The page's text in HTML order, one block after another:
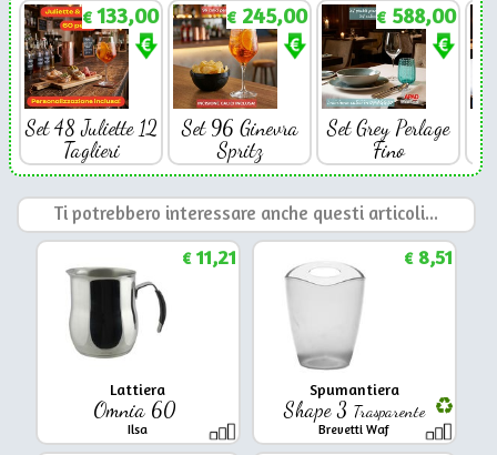
€ 133,00
Set 48 Juliette 12
Taglieri
€ 245,00
Set 96 Ginevra
Spritz
€ 588,00
Set Grey Perlage
Fino
Ti potrebbero interessare anche questi articoli...
Lattiera
Omnia 60
Ilsa
€11,21
Spumantiera
Shape 3 Trasparente
Brevetti Waf
€8,51